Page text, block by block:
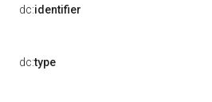
dc:identifier
dc:type